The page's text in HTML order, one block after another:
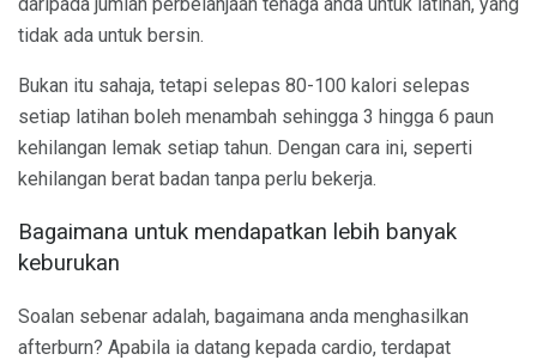
tidak ada untuk bersin.
Bukan itu sahaja, tetapi selepas 80-100 kalori selepas
setiap latihan boleh menambah sehingga 3 hingga 6 paun
kehilangan lemak setiap tahun. Dengan cara ini, seperti
kehilangan berat badan tanpa perlu bekerja.
Bagaimana untuk mendapatkan lebih banyak
keburukan
Soalan sebenar adalah, bagaimana anda menghasilkan
afterburn? Apabila ia datang kepada cardio, terdapat